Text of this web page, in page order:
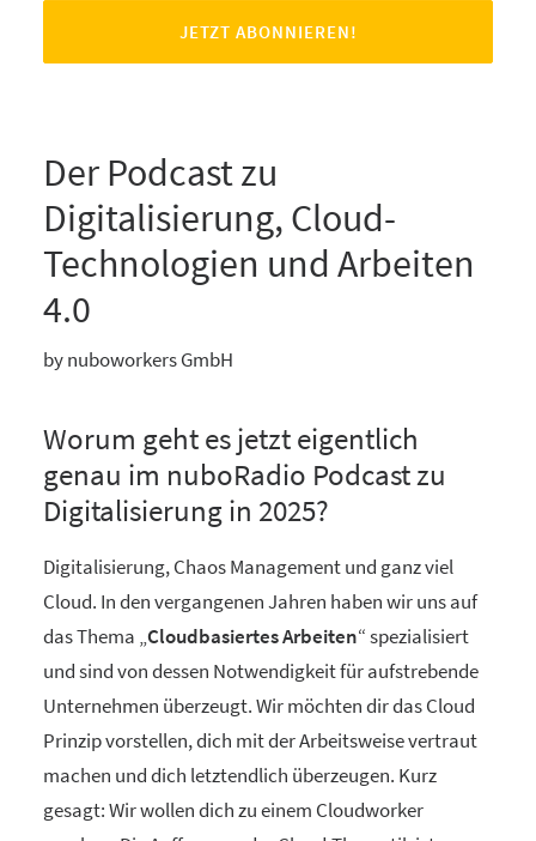
Der Podcast zu
Digitalisierung, Cloud-
Technologien und Arbeiten
4.0
by nuboworkers GmbH
Worum geht es jetzt eigentlich
genau im nuboRadio Podcast zu
Digitalisierung in 2025?
Digitalisierung, Chaos Management und ganz viel
Cloud. In den vergangenen Jahren haben wir uns auf
das Thema „Cloudbasiertes Arbeiten“ spezialisiert
und sind von dessen Notwendigkeit für aufstrebende
Unternehmen überzeugt. Wir möchten dir das Cloud
Prinzip vorstellen, dich mit der Arbeitsweise vertraut
machen und dich letztendlich überzeugen. Kurz
gesagt: Wir wollen dich zu einem Cloudworker